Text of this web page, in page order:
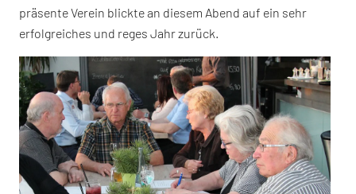
präsente Verein blickte an diesem Abend auf ein sehr
erfolgreiches und reges Jahr zurück.